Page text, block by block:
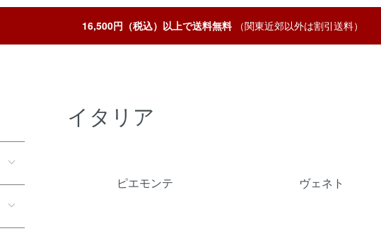
16,500円（税込）以上で送料無料（関東近郊以外は割引送料）
イタリア
ピエモンテ
ヴェネト